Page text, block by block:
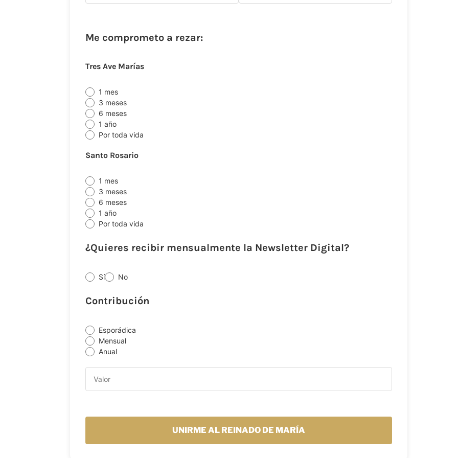
Me comprometo a rezar:
Tres Ave Marías
1 mes
3 meses
6 meses
1 año
Por toda vida
Santo Rosario
1 mes
3 meses
6 meses
1 año
Por toda vida
¿Quieres recibir mensualmente la Newsletter Digital?
Sí No
Contribución
Esporádica
Mensual
Anual
UNIRME AL REINADO DE MARÍA